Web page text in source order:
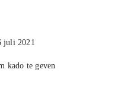
juli 2021
kado te geven